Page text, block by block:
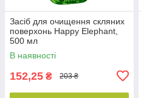
Засіб для очищення скляних
поверхонь Happy Elephant,
500 мл
В наявності
152,25 ₴ 203 ₴